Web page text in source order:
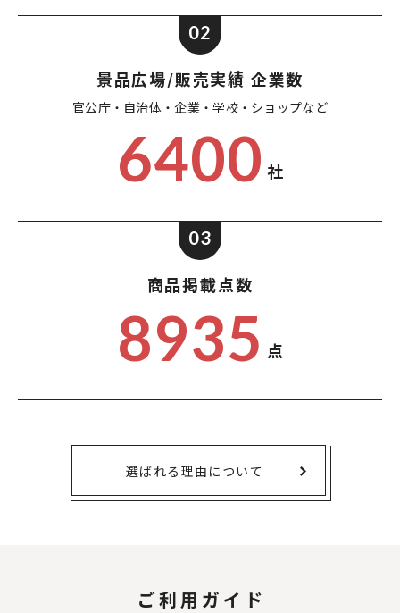
02
景品広場/販売実績 企業数
官公庁・自治体・企業・学校・ショップなど
6400 社
03
商品掲載点数
8935 点
選ばれる理由について
ご利用ガイド